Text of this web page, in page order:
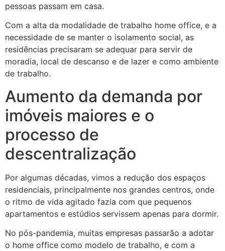
pessoas passam em casa.
Com a alta da modalidade de trabalho home office, e a
necessidade de se manter o isolamento social, as
residências precisaram se adequar para servir de
moradia, local de descanso e de lazer e como ambiente
de trabalho.
Aumento da demanda por
imóveis maiores e o
processo de
descentralização
Por algumas décadas, vimos a redução dos espaços
residenciais, principalmente nos grandes centros, onde
o ritmo de vida agitado fazia com que pequenos
apartamentos e estúdios servissem apenas para dormir.
No pós-pandemia, muitas empresas passarão a adotar
o home office como modelo de trabalho, e com a